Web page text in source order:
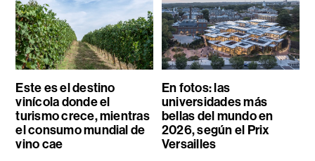
Este es el destino
vinícola donde el
turismo crece, mientras
el consumo mundial de
vino cae
En fotos: las
universidades más
bellas del mundo en
2026, según el Prix
Versailles